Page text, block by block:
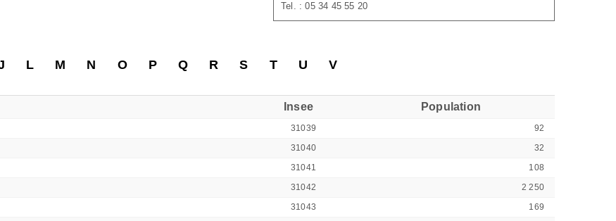
Tel. : 05 34 45 55 20
L M N O P Q R S T U V
Insee Population
31039
92
31040
32
31041
108
31042
2 250
31043
169